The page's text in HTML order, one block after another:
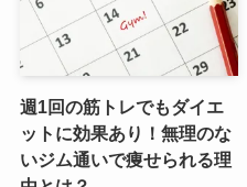
週1回の筋トレでもダイエ
ットに効果あり！無理のな
いジム通いで痩せられる理